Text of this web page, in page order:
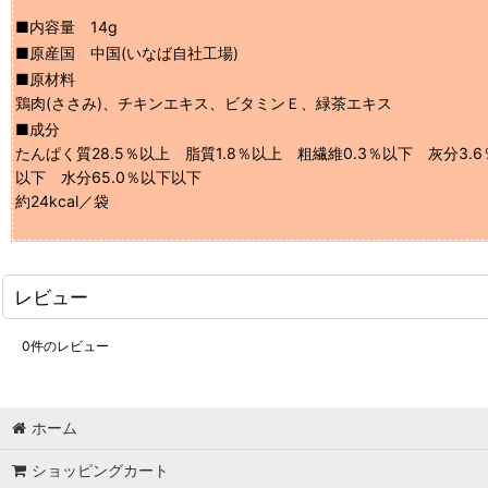
■内容量 14g
■原産国 中国(いなば自社工場)
■原材料
鶏肉(ささみ)、チキンエキス、ビタミンＥ、緑茶エキス
■成分
たんぱく質28.5％以上 脂質1.8％以上 粗繊維0.3％以下 灰分3.6
以下 水分65.0％以下以下
約24kcal／袋
レビュー
0件のレビュー
ホーム
ショッピングカート